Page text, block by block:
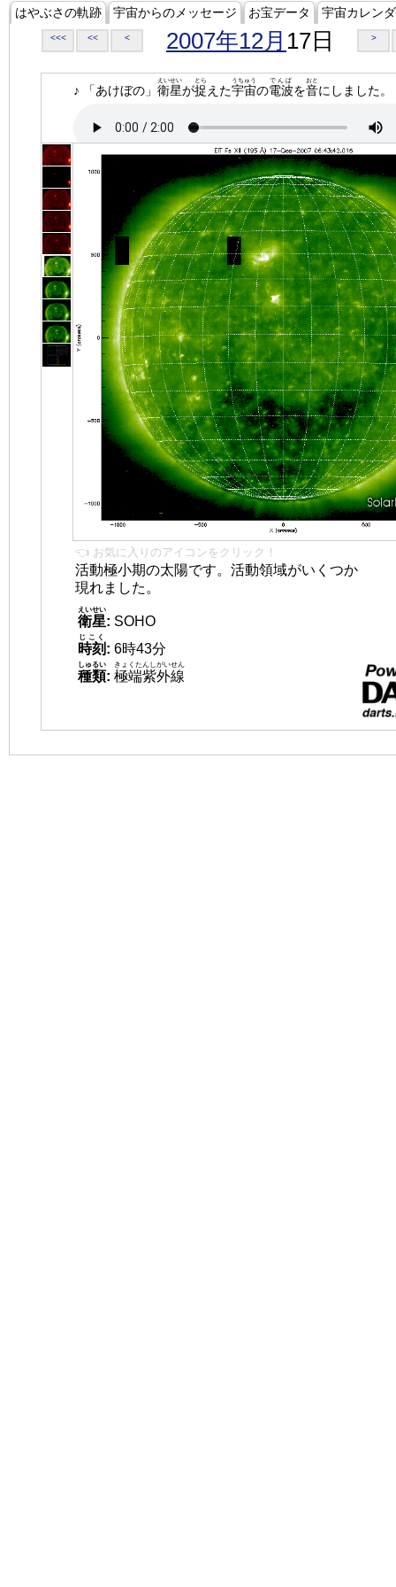
はやぶさの軌跡 宇宙からのメッセージ お宝データ 宇宙カレン
<<< << < 2007年12月 17日 >
♪ 「あけぼの」 衛星
えいせい
が捉
とら
えた宇宙
うちゅう
の電波
でんぱ
を音
おと
にしました。
👈 お気に入りのアイコンをクリック！
活動極小期の太陽です。活動領域がいくつか
現れました。
衛星
えいせい
: SOHO
時刻
じこく
: 6時43分
種類
しゅるい
: 極端紫外線
きょくたんしがいせん